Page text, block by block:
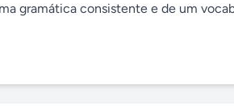
gramática consistente e de um